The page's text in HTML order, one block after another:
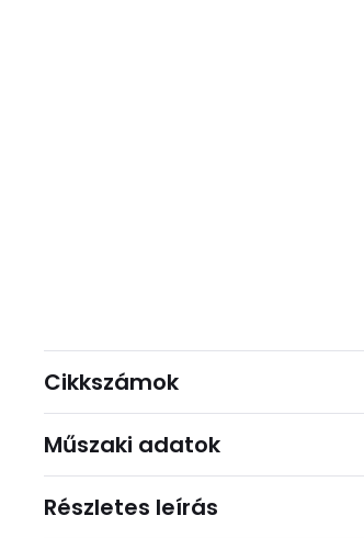
Cikkszámok
Műszaki adatok
Részletes leírás